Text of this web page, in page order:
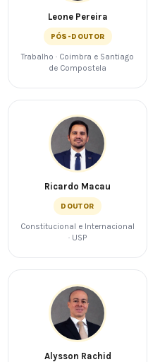
Leone Pereira
PÓS-DOUTOR
Trabalho · Coimbra e Santiago
de Compostela
Ricardo Macau
DOUTOR
Constitucional e Internacional
· USP
Alysson Rachid